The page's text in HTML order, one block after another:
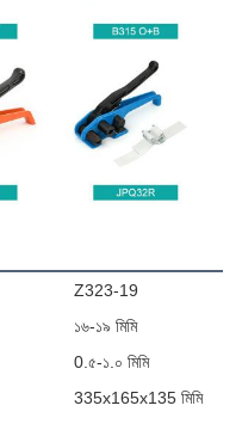
Z323-19
১৬-১৯ মিমি
0.৫-১.০ মিমি
335x165x135 মিমি